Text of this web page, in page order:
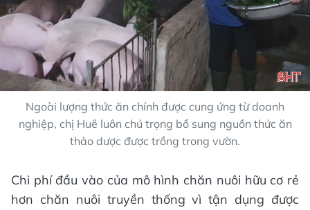
Ngoài lượng thức ăn chính được cung ứng từ doanh
nghiệp, chị Huê luôn chú trọng bổ sung nguồn thức ăn
thảo dược được trồng trong vườn.
Chi phí đầu vào của mô hình chăn nuôi hữu cơ rẻ
hơn chăn nuôi truyền thống vì tận dụng được